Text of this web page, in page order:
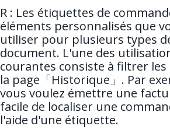
R : Les étiquettes de
éléments personnalisés que
utiliser pour plusieurs types
document. L'une des
courantes consiste à filtrer
la page「Historique」. Par
vous voulez émettre une
facile de localiser une
l'aide d'une étiquette.